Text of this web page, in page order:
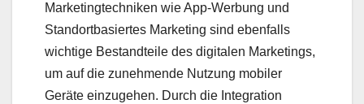
Marketingtechniken wie App-Werbung und
Standortbasiertes Marketing sind ebenfalls
wichtige Bestandteile des digitalen Marketings,
um auf die zunehmende Nutzung mobiler
Geräte einzugehen. Durch die Integration